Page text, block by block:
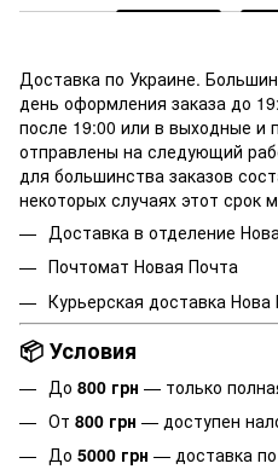
Доставка по Украине.
день оформления заказа до
после 19:00 или в выходные и
отправлены на следующий
для большинства заказов
некоторых случаях этот срок
Доставка в отделение
Почтомат Новая Почта
Курьерская доставка
📦 Условия
До 800 грн — только
От 800 грн — доступен
До 5000 грн — доставка